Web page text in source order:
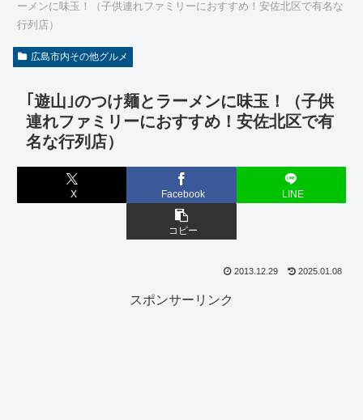
ーメンに味玉！（子供連れファミリーにおすすめ！安佐北区で有名な
行列店）
広島市内その他グルメ
｢遊山｣のつけ麺とラーメンに味玉！（子供
連れファミリーにおすすめ！安佐北区で有
名な行列店）
X Facebook LINE
コピー
2013.12.29 2025.01.08
スポンサーリンク